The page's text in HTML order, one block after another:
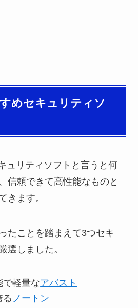
めセキュリティソ
ュリティソフトと言うと何
信頼できて高性能なものと
きます。
たことを踏まえて3つセキ
選しました。
で軽量なアバスト
る ノートン